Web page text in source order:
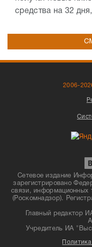
средства на 32
2006-
Сетевое издание
зарегистрировано
связи, информационных
(Роскомнадзор).
Главный редактор
Учредитель ИА